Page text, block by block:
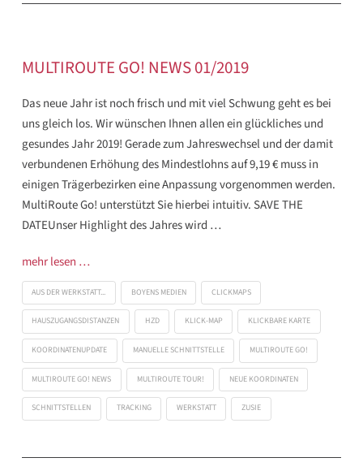
MULTIROUTE GO! NEWS 01/2019
Das neue Jahr ist noch frisch und mit viel Schwung geht es bei
uns gleich los. Wir wünschen Ihnen allen ein glückliches und
gesundes Jahr 2019! Gerade zum Jahreswechsel und der damit
verbundenen Erhöhung des Mindestlohns auf 9,19 € muss in
einigen Trägerbezirken eine Anpassung vorgenommen werden.
MultiRoute Go! unterstützt Sie hierbei intuitiv. SAVE THE
DATEUnser Highlight des Jahres wird …
mehr lesen …
AUS DER WERKSTATT... BOYENS MEDIEN CLICKMAPS
HAUSZUGANGSDISTANZEN HZD KLICK-MAP KLICKBARE KARTE
KOORDINATENUPDATE MANUELLE SCHNITTSTELLE MULTIROUTE GO!
MULTIROUTE GO! NEWS MULTIROUTE TOUR! NEUE KOORDINATEN
SCHNITTSTELLEN TRACKING WERKSTATT ZUSIE